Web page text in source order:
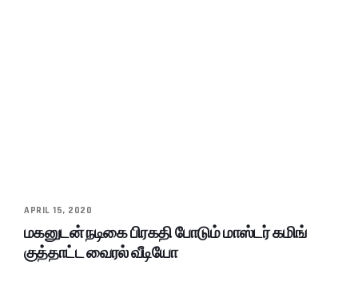
APRIL 15, 2020
மகனுடன் நடிகை பிரகதி போடும் மாஸ்டர் கமிங்
குத்தாட்ட வைரல் வீடியோ